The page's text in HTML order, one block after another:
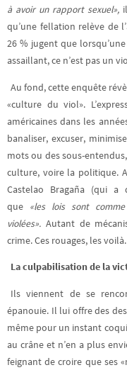
à avoir un rapport sexuel»,il
qu’une fellation relève de
26 % jugent que
assaillant, ce n’est pas un
Au fond, cette enquête
«culture du viol».
américaines dans les
banaliser, excuser,
mots ou des sous-
culture, voire la politique.
Castelao Bragaña (qui a
que «les lois sont
violées». Autant de
crime. Ces rouages, les voilà.
La culpabilisation de la
Ils viennent de se
épanouie. Il lui offre des
même pour un instant
au crâne et n’en a plus
feignant de croire que ses